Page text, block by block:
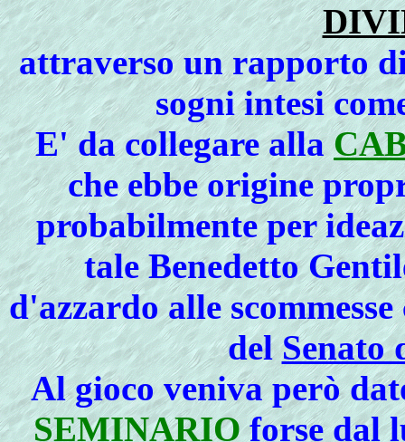
attraverso un rapporto
sogni intesi
E'da collegare alla
che ebbe origine
probabilmente per
tale Benedetto
d'azzardo alle
delSenato
Al gioco veniva però
SEMINARIOforse dal